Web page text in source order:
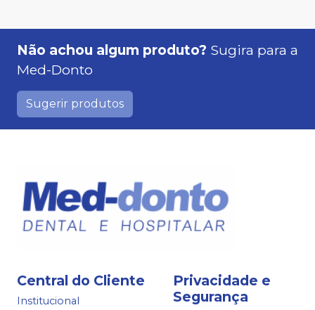
Não achou algum produto? Sugira para a
Med-Donto
Sugerir produtos
Central do Cliente
Institucional
Privacidade e
Segurança